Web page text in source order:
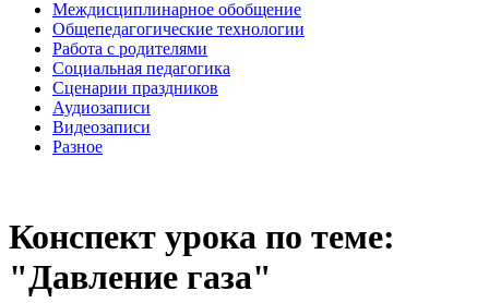
Междисциплинарное обобщение
Общепедагогические технологии
Работа с родителями
Социальная педагогика
Сценарии праздников
Аудиозаписи
Видеозаписи
Разное
Конспект урока по теме:
"Давление газа"